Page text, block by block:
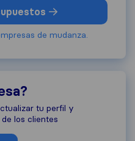
de mudanza.
tu perfil y
los clientes